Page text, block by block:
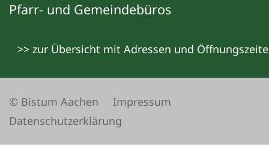
Pfarr- und Gemeindebüros
>> zur Übersicht mit Adressen und
© Bistum Aachen
Impressum
Datenschutzerklärung